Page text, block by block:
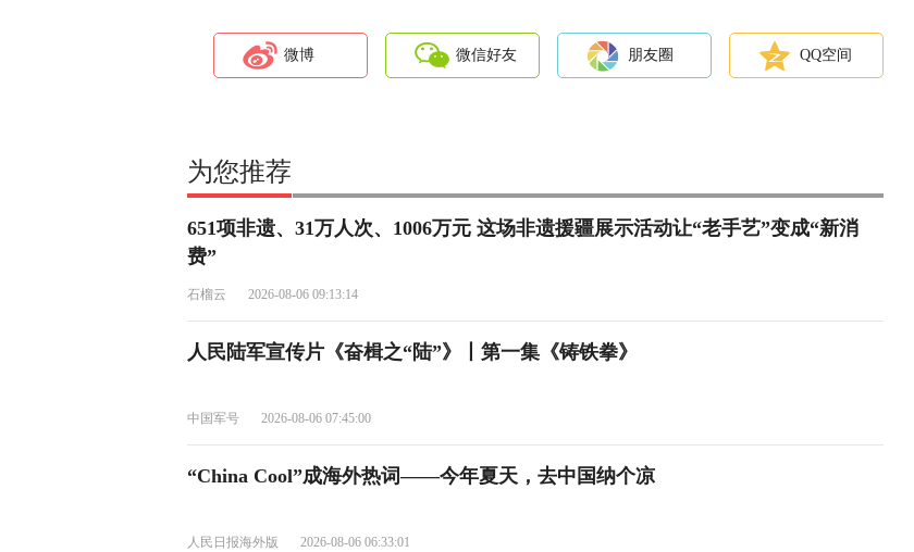
微博 微信好友 朋友圈 QQ空间
为您推荐
651项非遗、31万人次、1006万元 这场非遗援疆展示活动让“老手艺”变成“新消
费”
石榴云 2026-08-06 09:13:14
人民陆军宣传片《奋楫之“陆”》丨第一集《铸铁拳》
中国军号 2026-08-06 07:45:00
“China Cool”成海外热词——今年夏天，去中国纳个凉
人民日报海外版 2026-08-06 06:33:01